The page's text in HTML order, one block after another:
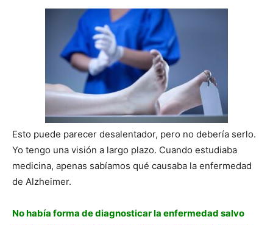
Esto puede parecer desalentador, pero no debería serlo.
Yo tengo una visión a largo plazo. Cuando estudiaba
medicina, apenas sabíamos qué causaba la enfermedad
de Alzheimer.
No había forma de diagnosticar la enfermedad salvo